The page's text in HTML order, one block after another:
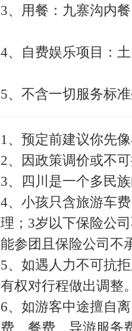
3、用餐：九寨沟内
4、自费娱乐项目：
5、不含一切服务标
1、预定前建议你先
2、因政策调价或不
3、四川是一个多民
4、小孩只含旅游车
理；3岁以下保险公
能参团且保险公司不
5、如遇人力不可抗
有权对行程做出调整
6、如游客中途擅自
费、餐费、导游服务